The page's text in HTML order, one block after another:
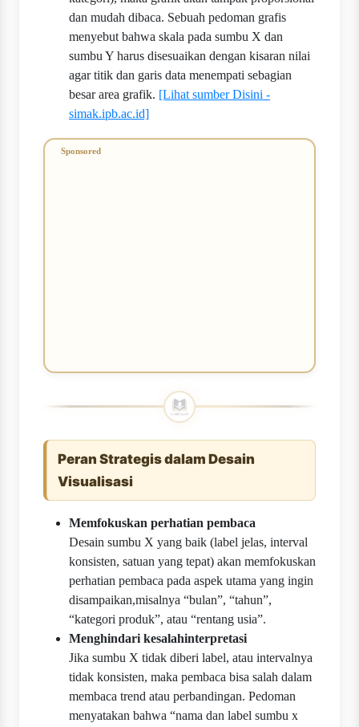
dan mudah dibaca. Sebuah pedoman grafis
menyebut bahwa skala pada sumbu X dan
sumbu Y harus disesuaikan dengan kisaran nilai
agar titik dan garis data menempati sebagian
besar area grafik. [Lihat sumber Disini -
simak.ipb.ac.id]
Peran Strategis dalam Desain
Visualisasi
Memfokuskan perhatian pembaca
Desain sumbu X yang baik (label jelas, interval
konsisten, satuan yang tepat) akan memfokuskan
perhatian pembaca pada aspek utama yang ingin
disampaikan,misalnya “bulan”, “tahun”,
“kategori produk”, atau “rentang usia”.
Menghindari kesalah­interpretasi
Jika sumbu X tidak diberi label, atau intervalnya
tidak konsisten, maka pembaca bisa salah dalam
membaca trend atau perbandingan. Pedoman
menyatakan bahwa “nama dan label sumbu x